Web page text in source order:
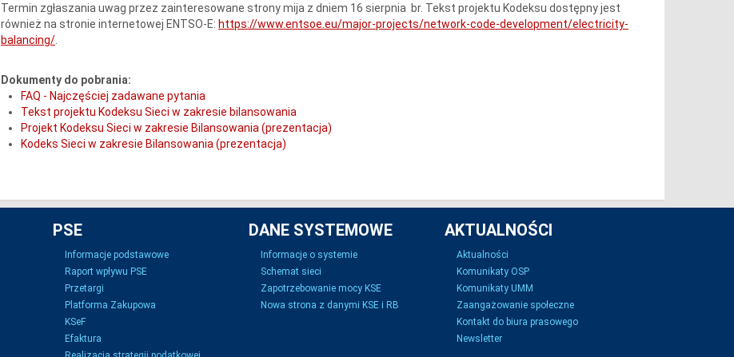
Termin zgłaszania uwag przez zainteresowane strony mija z dniem 16 sierpnia br. Tekst projektu Kodeksu dostępny jest
również na stronie internetowej ENTSO-E: https://www.entsoe.eu/major-projects/network-code-development/electricity-
balancing/.
Dokumenty do pobrania:
FAQ - Najczęściej zadawane pytania
Tekst projektu Kodeksu Sieci w zakresie bilansowania
Projekt Kodeksu Sieci w zakresie Bilansowania (prezentacja)
Kodeks Sieci w zakresie Bilansowania (prezentacja)
PSE
Informacje podstawowe
Raport wpływu PSE
Przetargi
Platforma Zakupowa
KSeF
Efaktura
DANE SYSTEMOWE
Informacje o systemie
Schemat sieci
Zapotrzebowanie mocy KSE
Nowa strona z danymi KSE i RB
AKTUALNOŚCI
Aktualności
Komunikaty OSP
Komunikaty UMM
Zaangażowanie społeczne
Kontakt do biura prasowego
Newsletter